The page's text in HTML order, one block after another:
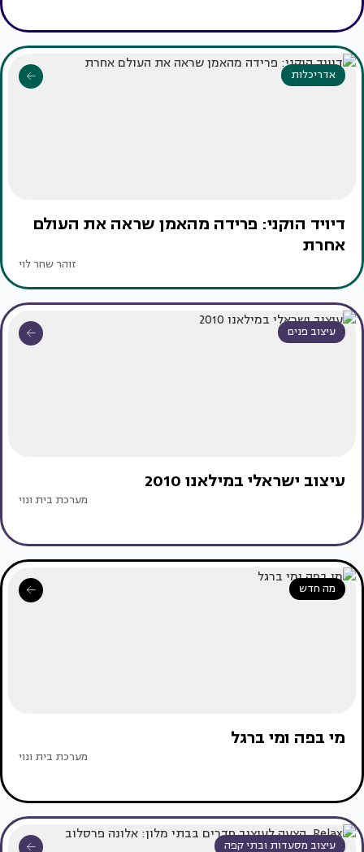
אדריכלות
דיויד הוקני: פרידה מהאמן שראה את העולם
אחרת
זוהר שחר לוי
עיצוב פנים
עיצוב ישראלי במילאנו 2010
מערכת בית ונוי
מה חדש
מי בפה ומי ברגל
מערכת בית ונוי
עיצוב מסעדות ובתי קפה